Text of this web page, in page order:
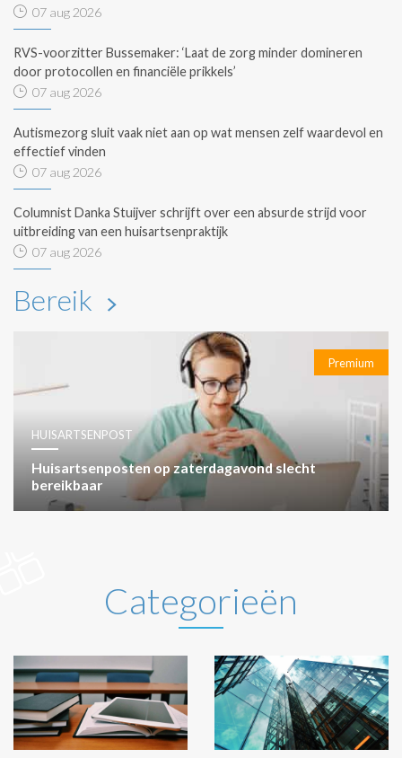
07 aug 2026
RVS-voorzitter Bussemaker: ‘Laat de zorg minder domineren
door protocollen en financiële prikkels’
07 aug 2026
Autismezorg sluit vaak niet aan op wat mensen zelf waardevol en
effectief vinden
07 aug 2026
Columnist Danka Stuijver schrijft over een absurde strijd voor
uitbreiding van een huisartsenpraktijk
07 aug 2026
Bereik
Premium
HUISARTSENPOST
Huisartsenposten op zaterdagavond slecht
bereikbaar
Categorieën